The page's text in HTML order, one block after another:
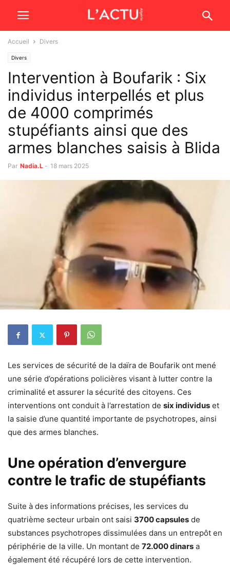
Accueil Divers
Divers
Intervention à Boufarik : Six
individus interpellés et plus
de 4000 comprimés
stupéfiants ainsi que des
armes blanches saisis à Blida
Par Nadia.L - 18 mars 2025
Les services de sécurité de la daïra de Boufarik ont mené
une série d’opérations policières visant à lutter contre la
criminalité et assurer la sécurité des citoyens. Ces
interventions ont conduit à l’arrestation de six individus et
la saisie d’une quantité importante de psychotropes, ainsi
que des armes blanches.
Une opération d’envergure
contre le trafic de stupéfiants
Suite à des informations précises, les services du
quatrième secteur urbain ont saisi 3700 capsules de
substances psychotropes dissimulées dans un entrepôt en
périphérie de la ville. Un montant de 72.000 dinars a
également été récupéré lors de cette intervention.